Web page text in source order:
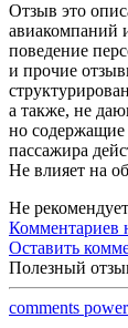
Отзыв это
авиакомпаний
поведение
и прочие
а также, не
но содержащие
пассажира
Не влияет на
Не
Комментариев
Оставить
Полезный
comments